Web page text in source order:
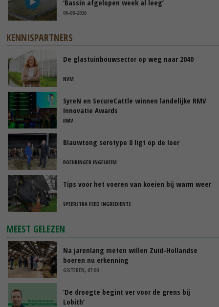
‘Bassin afgelopen week al leeg’
06-08-2026
KENNISPARTNERS
De glastuinbouwsector op weg naar 2040
NVM
SyreN en SecureCattle winnen landelijke RMV
Innovatie Awards
RMV
Blauwtong serotype 8 ligt op de loer
BOEHRINGER INGELHEIM
Tips voor het voeren van koeien bij warm weer
SPEERSTRA FEED INGREDIENTS
MEEST GELEZEN
Na jarenlang meten willen Zuid-Hollandse
boeren nu erkenning
GISTEREN, 07:00
‘De droogte begint ver voor de grens bij
Lobith’